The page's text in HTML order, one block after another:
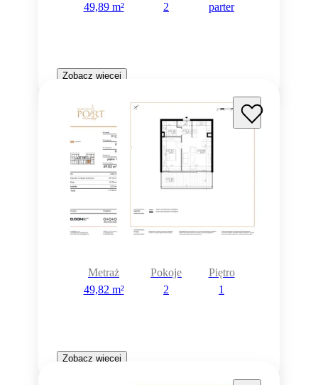
49,89 m²
2
parter
Zobacz więcej
Metraż
49,82 m²
Pokoje
2
Piętro
1
Zobacz więcej